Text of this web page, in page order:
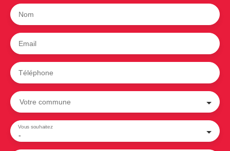
Nom
Email
Téléphone
Votre commune
-
Vous souhaitez